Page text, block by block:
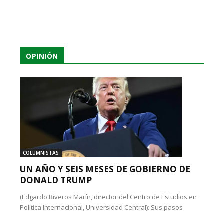
OPINIÓN
COLUMNISTAS
UN AÑO Y SEIS MESES DE GOBIERNO DE
DONALD TRUMP
(Edgardo Riveros Marín, director del Centro de Estudios en
Política Internacional, Universidad Central): Sus pasos